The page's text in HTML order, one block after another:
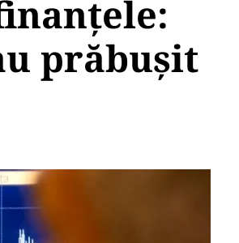
prăbuşit